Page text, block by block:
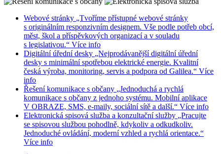
Webové stránky „Tvoříme přístupné webové stránky
s originálním responzivním designem. Vše podle potřeb obcí,
měst, škol a příspěvkových organizací a v souladu
s legislativou.“ Více info
Digitální úřední desky „Nejprodávanější digitální úřední
desky s minimální spotřebou elektrické energie. Kvalitní
česká výroba, monitoring, servis a podpora od Galilea.“ Více
info
Řešení komunikace s občany „Jednoduchá a rychlá
komunikace s občany z jednoho systému. Mobilní aplikace
V OBRAZE, SMS, e-maily, sociální sítě a další.“ Více info
Elektronická spisová služba a konzultační služby „Pracujte
se spisovou službou pohodlně, kdykoliv a odkudkoliv.
Jednoduché ovládání, moderní vzhled a rychlá orientace.“
Více info